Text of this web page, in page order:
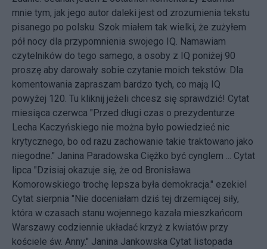
mnie tym, jak jego autor daleki jest od zrozumienia tekstu
pisanego po polsku. Szok miałem tak wielki, że zużyłem
pół nocy dla przypomnienia swojego IQ. Namawiam
czytelników do tego samego, a osoby z IQ poniżej 90
proszę aby darowały sobie czytanie moich tekstów. Dla
komentowania zapraszam bardzo tych, co mają IQ
powyżej 120. Tu kliknij jeżeli chcesz się sprawdzić! Cytat
miesiąca czerwca "Przed długi czas o prezydenturze
Lecha Kaczyńskiego nie można było powiedzieć nic
krytycznego, bo od razu zachowanie takie traktowano jako
niegodne." Janina Paradowska Ciężko być cynglem ... Cytat
lipca "Dzisiaj okazuje się, że od Bronisława
Komorowskiego trochę lepsza była demokracja." ezekiel
Cytat sierpnia "Nie doceniałam dziś tej drzemiącej siły,
która w czasach stanu wojennego kazała mieszkańcom
Warszawy codziennie układać krzyż z kwiatów przy
kościele św. Anny." Janina Jankowska Cytat listopada